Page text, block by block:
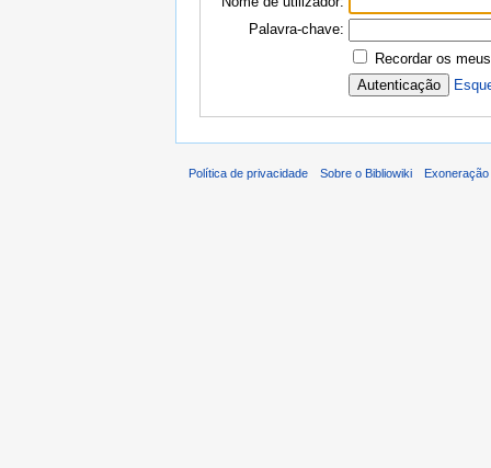
Palavra-chave:
Recordar os
Política de privacidade Sobre o Bibliowiki